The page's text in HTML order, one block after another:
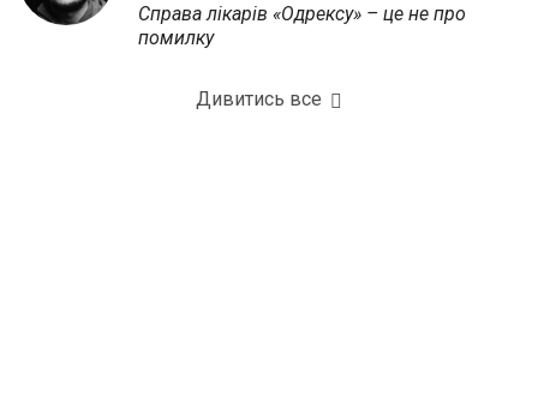
Справа лікарів «Одрексу» – це не про
помилку
Дивитись все